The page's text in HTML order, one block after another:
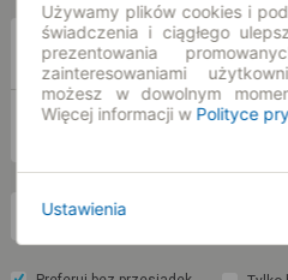
Z
DO
so. 8 sie.
Używamy plików cookies i
świadczenia i ciągłego
prezentowania
zainteresowaniami
możesz w dowolnym
Więcej informacji w Polityce
Ustawienia